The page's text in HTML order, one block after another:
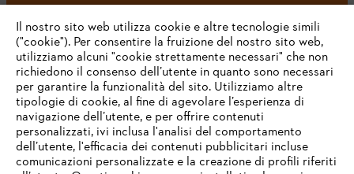
#STIHL
L’azienda
Il nostro sito web utilizza cookie e altre tecnologie simili
("cookie"). Per consentire la fruizione del nostro sito web,
utilizziamo alcuni "cookie strettamente necessari" che non
richiedono il consenso dell’utente in quanto sono necessari
per garantire la funzionalità del sito. Utilizziamo altre
tipologie di cookie, al fine di agevolare l’esperienza di
navigazione dell’utente, e per offrire contenuti
personalizzati, ivi inclusa l'analisi del comportamento
dell’utente, l'efficacia dei contenuti pubblicitari incluse
comunicazioni personalizzate e la creazione di profili riferiti